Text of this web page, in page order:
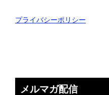
プライバシーポリシー
メルマガ配信